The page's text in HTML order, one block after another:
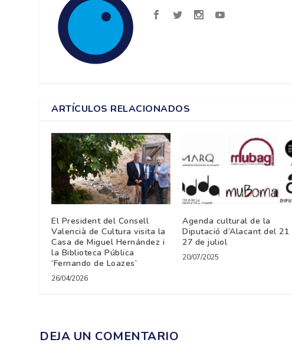
ARTÍCULOS RELACIONADOS
El President del Consell
Valencià de Cultura visita la
Casa de Miguel Hernández i
la Biblioteca Pública
‘Fernando de Loazes’
26/04/2026
Agenda cultural de la
Diputació d’Alacant del 21
27 de juliol
20/07/2025
DEJA UN COMENTARIO